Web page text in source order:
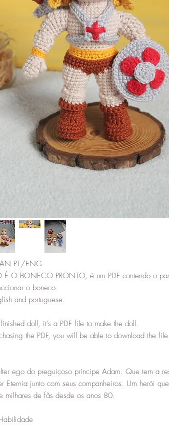
PT/ENG
É O BONECO PRONTO, é um PDF contendo o
o boneco.
and portuguese.
doll, it's a PDF file to make the doll.
the PDF, you will be able to download the
ego do preguiçoso príncipe Adam. Que tem a
Eternia junto com seus companheiros. Um herói
milhares de fãs desde os anos 80.